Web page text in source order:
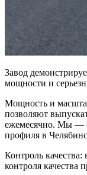
Завод
мощности и
Мощность и
позволяют
ежемесячно. Мы —
профиля в
Контроль качества:
контроля качества